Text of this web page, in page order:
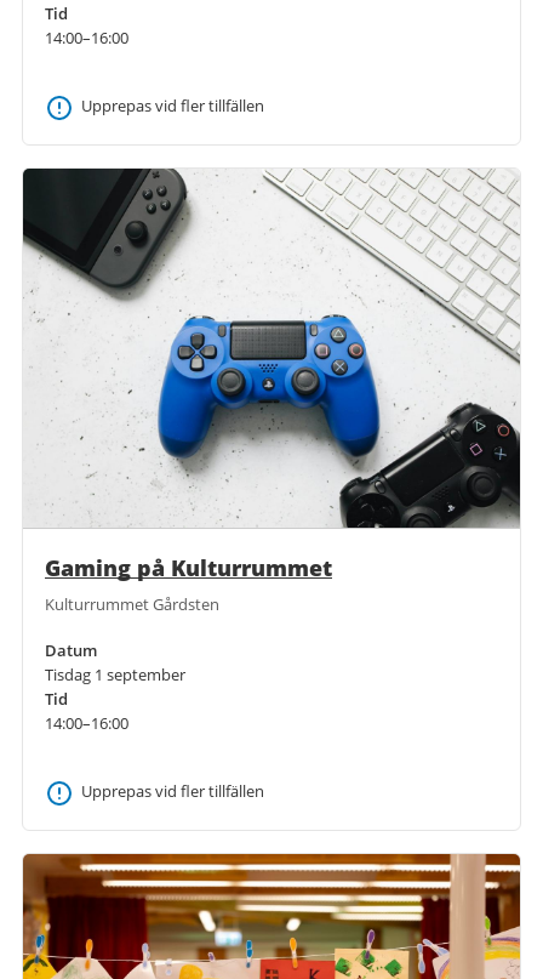
Tid
14:00–16:00
Upprepas vid fler tillfällen
Gaming på Kulturrummet
Kulturrummet Gårdsten
Datum
Tisdag 1 september
Tid
14:00–16:00
Upprepas vid fler tillfällen